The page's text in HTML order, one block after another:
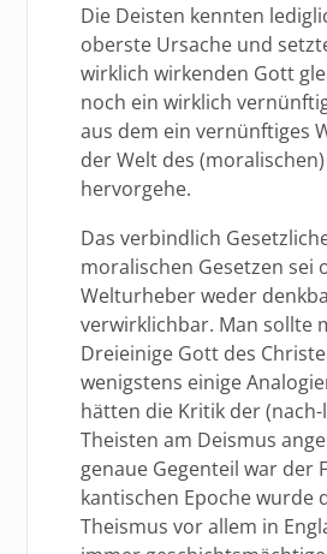
Die Deisten kennten
oberste Ursache und
wirklich wirkenden Gott
noch ein wirklich
aus dem ein vernünftiges
der Welt des
hervorgehe.
Das verbindlich
moralischen Gesetzen sei
Welturheber weder
verwirklichbar. Man sollte
Dreieinige Gott des
wenigstens einige
hätten die Kritik der
Theisten am Deismus
genaue Gegenteil war der
kantischen Epoche wurde
Theismus vor allem in